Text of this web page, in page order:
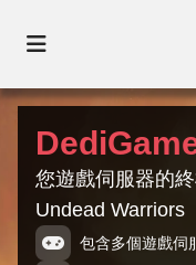
您遊戲伺服器的
Undead Warriors
包含多個遊戲伺